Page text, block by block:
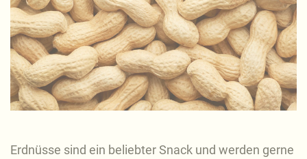
Erdnüsse sind ein beliebter Snack und werden gerne